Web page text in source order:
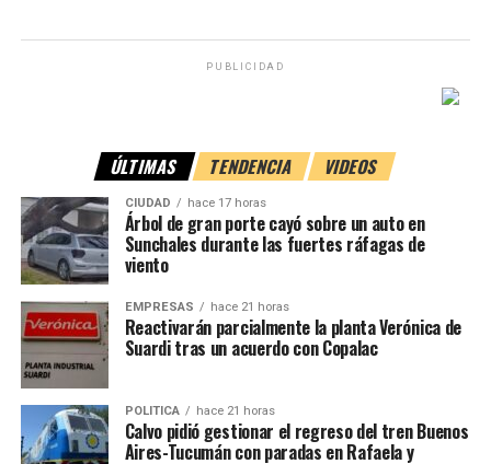
PUBLICIDAD
ÚLTIMAS TENDENCIA VIDEOS
CIUDAD hace 17 horas
Árbol de gran porte cayó sobre un auto en
Sunchales durante las fuertes ráfagas de
viento
EMPRESAS hace 21 horas
Reactivarán parcialmente la planta Verónica de
Suardi tras un acuerdo con Copalac
POLITICA hace 21 horas
Calvo pidió gestionar el regreso del tren Buenos
Aires-Tucumán con paradas en Rafaela y